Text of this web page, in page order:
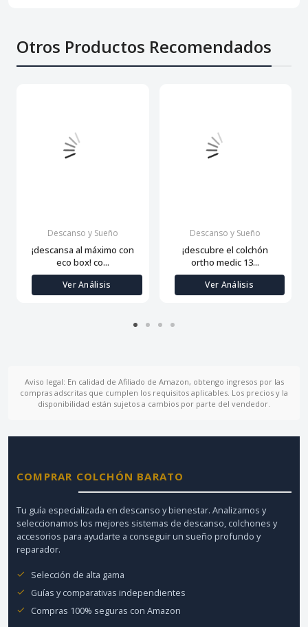
Otros Productos Recomendados
Descanso y Sueño
¡descansa al máximo con
eco box! co...
Ver Análisis
Descanso y Sueño
¡descubre el colchón
ortho medic 13...
Ver Análisis
Aviso legal: En calidad de Afiliado de Amazon, obtengo ingresos por las
compras adscritas que cumplen los requisitos aplicables. Los precios y la
disponibilidad están sujetos a cambios por parte del vendedor.
COMPRAR COLCHÓN BARATO
Tu guía especializada en descanso y bienestar. Analizamos y
seleccionamos los mejores sistemas de descanso, colchones y
accesorios para ayudarte a conseguir un sueño profundo y
reparador.
Selección de alta gama
Guías y comparativas independientes
Compras 100% seguras con Amazon